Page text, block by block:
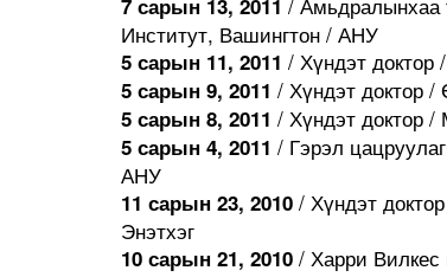
7 сарын 13, 2011
Институт, Вашингтон / АНУ
5 сарын 11, 2011 / Хүндэт
5 сарын 9, 2011 / Хүндэт доктор
5 сарын 8, 2011 / Хүндэт доктор
5 сарын 4, 2011 / Гэрэл
АНУ
11 сарын 23, 2010 / Хүндэт
Энэтхэг
10 сарын 21, 2010 / Харри